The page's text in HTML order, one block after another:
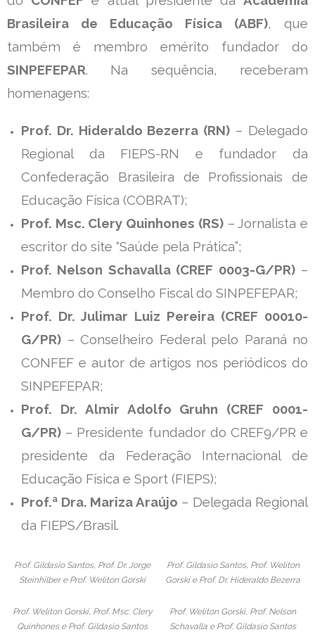
Brasileira de Educação Física (ABF), que
também é membro emérito fundador do
SINPEFEPAR. Na sequência, receberam
homenagens:
Prof. Dr. Hideraldo Bezerra (RN) – Delegado
Regional da FIEPS-RN e fundador da
Confederação Brasileira de Profissionais de
Educação Física (COBRAT);
Prof. Msc. Clery Quinhones (RS)– Jornalista e
escritor do site “Saúde pela Prática”;
Prof. Nelson Schavalla (CREF 0003-G/PR)–
Membro do Conselho Fiscal do SINPEFEPAR;
Prof. Dr. Julimar Luiz Pereira (CREF 00010-
G/PR) – Conselheiro Federal pelo Paraná no
CONFEF e autor de artigos nos periódicos do
SINPEFEPAR;
Prof. Dr. Almir Adolfo Gruhn (CREF 0001-
G/PR) – Presidente fundador do CREF9/PR e
presidente da Federação Internacional de
Educação Física e Sport (FIEPS);
Prof.ª Dra. Mariza Araújo – Delegada Regional
da FIEPS/Brasil.
Prof. Gildasio Santos, Prof. Dr. Jorge
Steinhilber e Prof. Weliton Gorski
Prof. Gildasio Santos, Prof. Weliton
Gorski e Prof. Dr. Hideraldo Bezerra
Prof. Weliton Gorski, Prof. Msc. Clery
Quinhones e Prof. Gildasio Santos
Prof. Weliton Gorski, Prof. Nelson
Schavalla e Prof. Gildasio Santos